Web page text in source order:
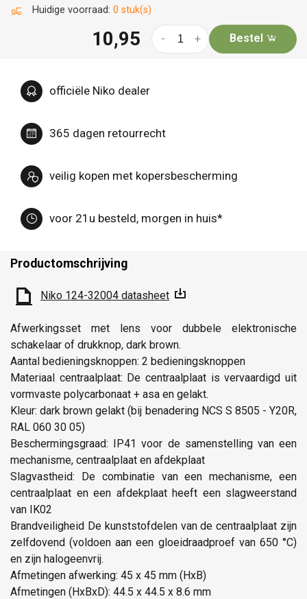
Huidige voorraad: 0 stuk(s)
10,95 +
- Bestel
officiële Niko dealer
365 dagen retourrecht
veilig kopen met kopersbescherming
voor 21u besteld, morgen in huis*
Productomschrijving
Niko 124-32004 datasheet
Afwerkingsset met lens voor dubbele elektronische
schakelaar of drukknop, dark brown.
Aantal bedieningsknoppen: 2 bedieningsknoppen
Materiaal centraalplaat: De centraalplaat is vervaardigd uit
vormvaste polycarbonaat + asa en gelakt.
Kleur: dark brown gelakt (bij benadering NCS S 8505 - Y20R,
RAL 060 30 05)
Beschermingsgraad: IP41 voor de samenstelling van een
mechanisme, centraalplaat en afdekplaat
Slagvastheid: De combinatie van een mechanisme, een
centraalplaat en een afdekplaat heeft een slagweerstand
van IK02
Brandveiligheid De kunststofdelen van de centraalplaat zijn
zelfdovend (voldoen aan een gloeidraadproef van 650 °C)
en zijn halogeenvrij.
Afmetingen afwerking: 45 x 45 mm (HxB)
Afmetingen (HxBxD): 44.5 x 44.5 x 8.6 mm